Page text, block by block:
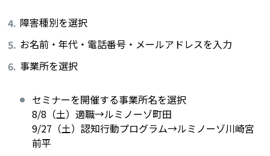
障害種別を選択
お名前・年代・電話番号・メールアドレスを入力
事業所を選択
セミナーを開催する事業所名を選択
8/8（土）適職→ルミノーゾ町田
9/27（土）認知行動プログラム→ルミノーゾ川崎宮
前平